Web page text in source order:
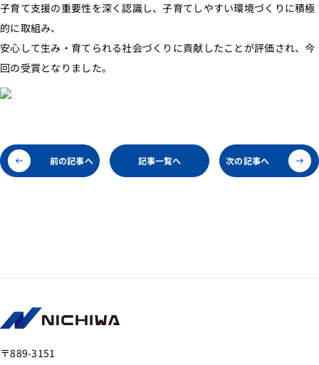
子育て支援の重要性を深く認識し、子育てしやすい環境づくりに積極
的に取組み、
安心して生み・育てられる社会づくりに貢献したことが評価され、今
回の受賞となりました。
前の記事へ 記事一覧へ 次の記事へ
〒889-3151